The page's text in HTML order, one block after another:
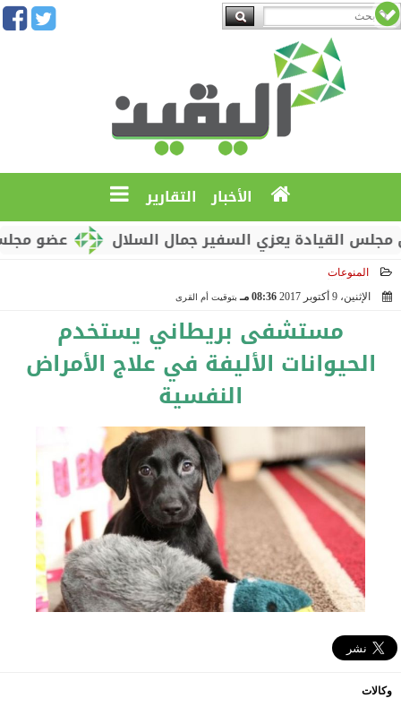
الأخبار التقارير
عضو مجلس
يعزي السفير جمال السلال
المنوعات
الإثنين، 9 أكتوبر 2017
08:36 مـ بتوقيت أم القرى
مستشفى بريطاني يستخدم
الحيوانات الأليفة في علاج الأمراض
النفسية
وكالات